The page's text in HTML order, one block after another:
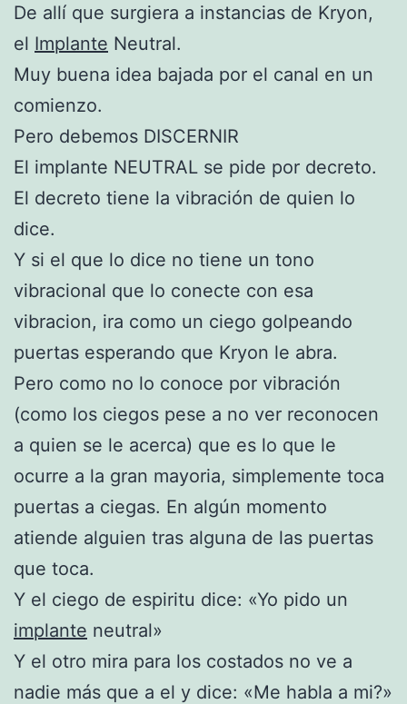
De allí que surgiera a instancias de Kryon,
el Implante Neutral.
Muy buena idea bajada por el canal en un
comienzo.
Pero debemos DISCERNIR
El implante NEUTRAL se pide por decreto.
El decreto tiene la vibración de quien lo
dice.
Y si el que lo dice no tiene un tono
vibracional que lo conecte con esa
vibracion, ira como un ciego golpeando
puertas esperando que Kryon le abra.
Pero como no lo conoce por vibración
(como los ciegos pese a no ver reconocen
a quien se le acerca) que es lo que le
ocurre a la gran mayoria, simplemente toca
puertas a ciegas. En algún momento
atiende alguien tras alguna de las puertas
que toca.
Y el ciego de espiritu dice: «Yo pido un
implante neutral»
Y el otro mira para los costados no ve a
nadie más que a el y dice: «Me habla a mi?»